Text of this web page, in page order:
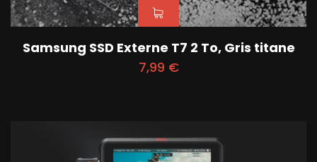
Samsung SSD Externe T7 2 To, Gris titane
7,99 €